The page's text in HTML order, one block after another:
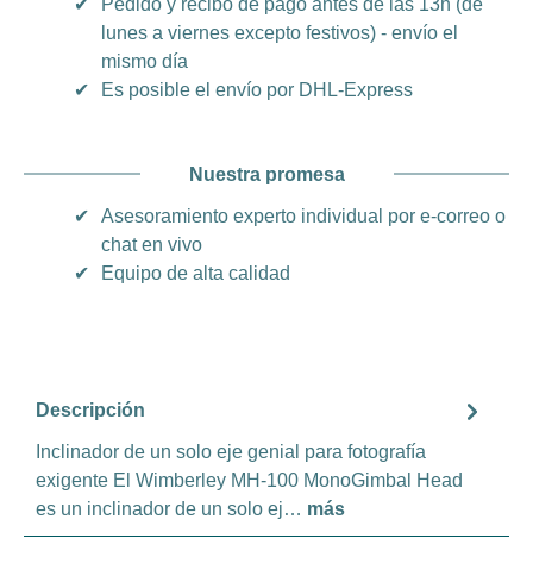
lunes a viernes excepto festivos) - envío el
mismo día
✔
Es posible el envío por DHL-Express
Nuestra promesa
✔
Asesoramiento experto individual por e-correo o
chat en vivo
✔
Equipo de alta calidad
Descripción
Inclinador de un solo eje genial para fotografía
exigente El Wimberley MH-100 MonoGimbal Head
es un inclinador de un solo ej… más